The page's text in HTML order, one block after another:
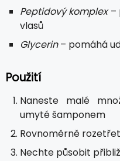
Peptidový komplex–
vlasů
Glycerin– pomáhá
Použití
Naneste malé
umyté šamponem
Rovnoměrně
Nechte působit